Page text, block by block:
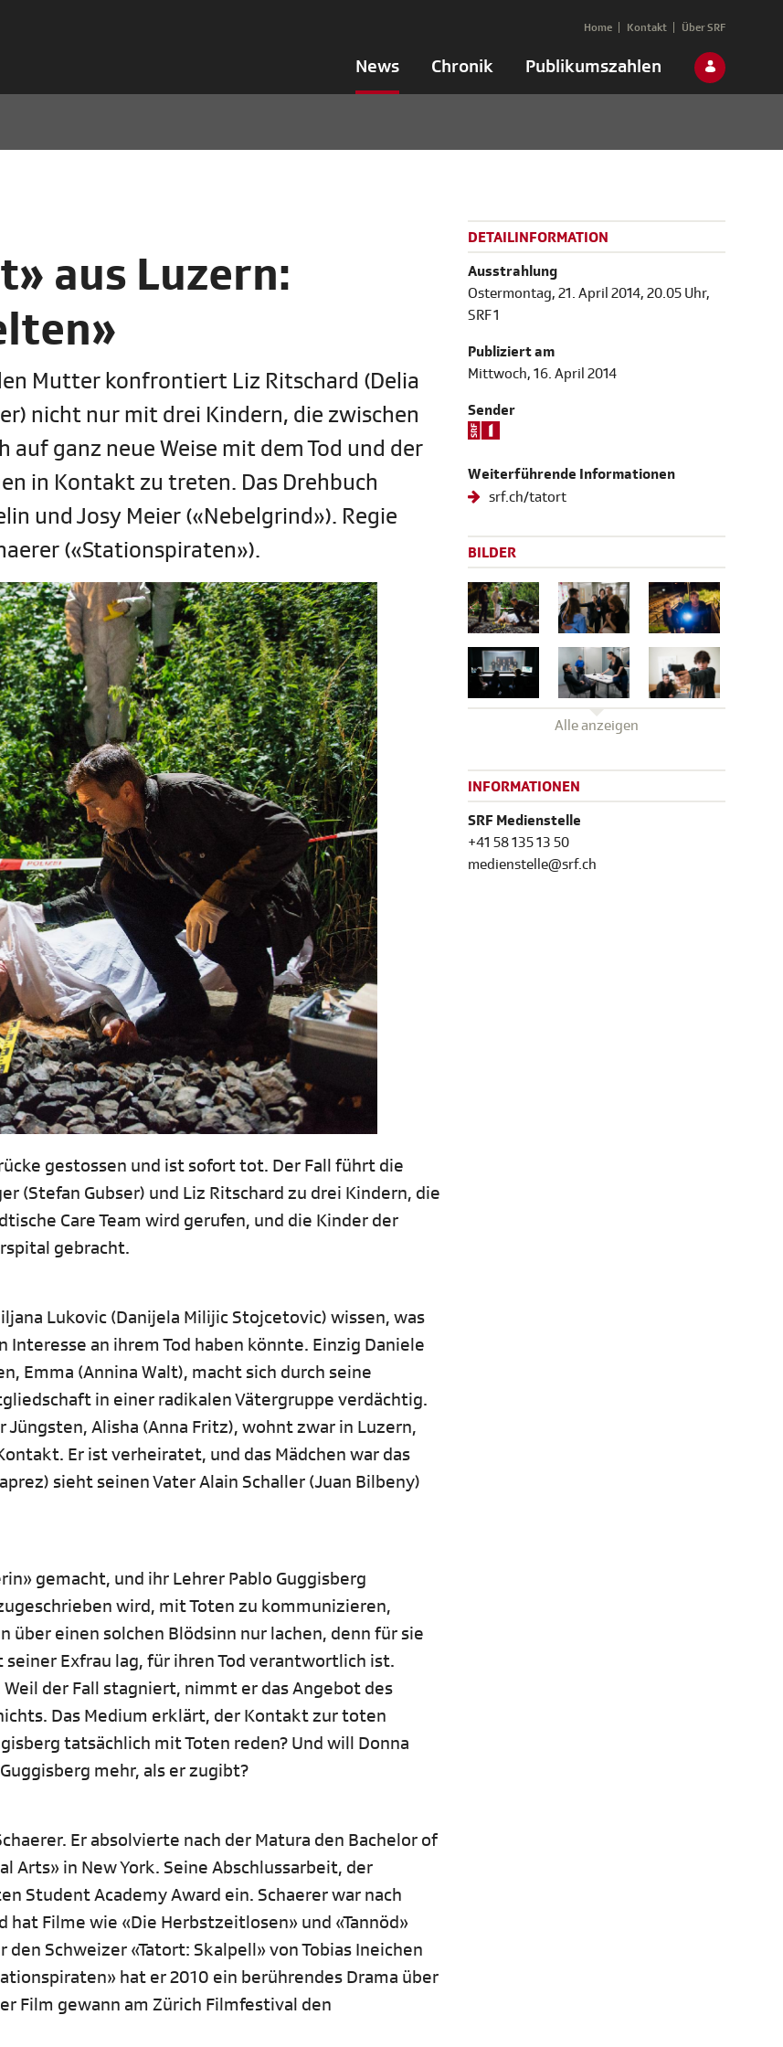
News Chronik Publikumszahlen
Home Kontakt Über SRF
aus Luzern:
Mutter konfrontiert Liz Ritschard (Delia
nicht nur mit drei Kindern, die zwischen
ganz neue Weise mit dem Tod und der
in Kontakt zu treten. Das Drehbuch
und Josy Meier («Nebelgrind»). Regie
(«Stationspiraten»).
gestossen und ist sofort tot. Der Fall führt die
(Stefan Gubser) und Liz Ritschard zu drei Kindern, die
Care Team wird gerufen, und die Kinder der
gebracht.
Lukovic (Danijela Milijic Stojcetovic) wissen, was
an ihrem Tod haben könnte. Einzig Daniele
Emma (Annina Walt), macht sich durch seine
in einer radikalen Vätergruppe verdächtig.
Alisha (Anna Fritz), wohnt zwar in Luzern,
Er ist verheiratet, und das Mädchen war das
sieht seinen Vater Alain Schaller (Juan Bilbeny)
gemacht, und ihr Lehrer Pablo Guggisberg
wird, mit Toten zu kommunizieren,
über einen solchen Blödsinn nur lachen, denn für sie
Exfrau lag, für ihren Tod verantwortlich ist.
der Fall stagniert, nimmt er das Angebot des
Das Medium erklärt, der Kontakt zur toten
tatsächlich mit Toten reden? Und will Donna
mehr, als er zugibt?
Er absolvierte nach der Matura den Bachelor of
Arts» in New York. Seine Abschlussarbeit, der
Student Academy Award ein. Schaerer war nach
Filme wie «Die Herbstzeitlosen» und «Tannöd»
Schweizer «Tatort: Skalpell» von Tobias Ineichen
hat er 2010 ein berührendes Drama über
Film gewann am Zürich Filmfestival den
DETAILINFORMATION
Ausstrahlung
Ostermontag, 21. April 2014, 20.05 Uhr,
SRF 1
Publiziert am
Mittwoch, 16. April 2014
Sender
Weiterführende Informationen
srf.ch/tatort
BILDER
Alle anzeigen
INFORMATIONEN
SRF Medienstelle
+41 58 135 13 50
medienstelle@srf.ch